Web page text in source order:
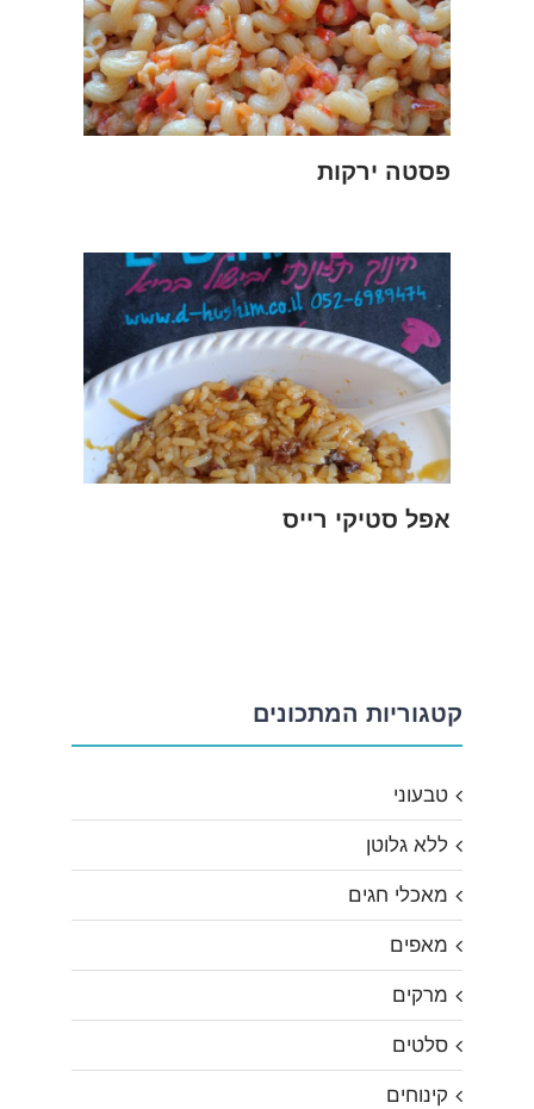
פסטה ירקות
אפל סטיקי רייס
קטגוריות המתכונים
טבעוני
ללא גלוטן
מאכלי חגים
מאפים
מרקים
סלטים
קינוחים